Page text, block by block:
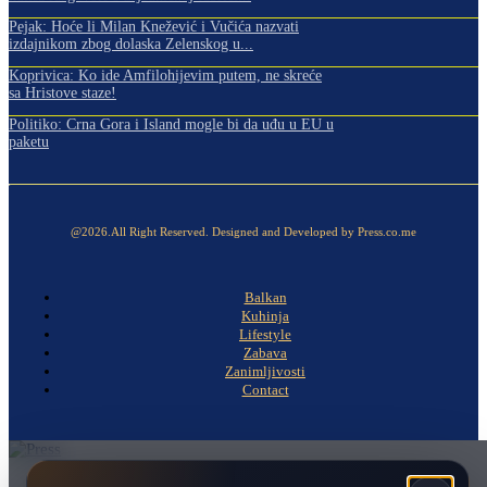
Pejak: Hoće li Milan Knežević i Vučića nazvati
izdajnikom zbog dolaska Zelenskog u...
Koprivica: Ko ide Amfilohijevim putem, ne skreće
sa Hristove staze!
Politiko: Crna Gora i Island mogle bi da uđu u EU u
paketu
@2026.All Right Reserved. Designed and Developed by Press.co.me
Balkan
Kuhinja
Lifestyle
Zabava
Zanimljivosti
Contact